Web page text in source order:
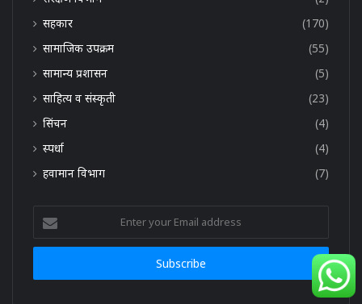
सहकार
(170)
सामाजिक उपक्रम
(55)
सामान्य प्रशासन
(5)
साहित्य व संस्कृती
(23)
सिंचन
(4)
स्पर्धा
(4)
हवामान विभाग
(7)
your
Email